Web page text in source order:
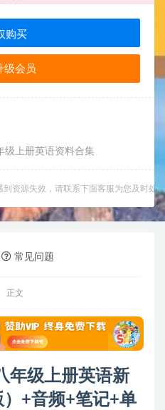
购买
会员
级上册英语资料合集
到资源失效，请联系下面客服为您及时处理
常见问题
正文
年级上册英语新
+音频+笔记+单